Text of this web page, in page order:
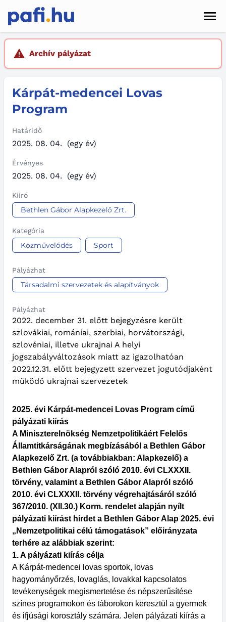
Hírek
Pályázatok
Szolgáltatások
Kapcsolat
Sötét mód
Archív pályázat
Kárpát-medencei Lovas
Program
Határidő
2025. 08. 04. (egy év)
Érvényes
2025. 08. 04. (egy év)
Kiíró
Bethlen Gábor Alapkezelő Zrt.
Kategória
Közművelődés Sport
Pályázhat
Társadalmi szervezetek és alapítványok
Pályázhat
2022. december 31. előtt bejegyzésre került
szlovákiai, romániai, szerbiai, horvátországi,
szlovéniai, illetve ukrajnai A helyi
jogszabályváltozások miatt az igazolhatóan
2022.12.31. előtt bejegyzett szervezet jogutódjaként
működő ukrajnai szervezetek
2025. évi Kárpát-medencei Lovas Program című
pályázati kiírás
A Miniszterelnökség Nemzetpolitikáért Felelős
Államtitkárságának megbízásából a Bethlen Gábor
Alapkezelő Zrt. (a továbbiakban: Alapkezelő) a
Bethlen Gábor Alapról szóló 2010. évi CLXXXII.
törvény, valamint a Bethlen Gábor Alapról szóló
2010. évi CLXXXII. törvény végrehajtásáról szóló
367/2010. (XII.30.) Korm. rendelet alapján nyílt
pályázati kiírást hirdet a Bethlen Gábor Alap 2025. évi
„Nemzetpolitikai célú támogatások” előirányzata
terhére az alábbiak szerint:
1. A pályázati kiírás célja
A Kárpát-medencei lovas sportok, lovas
hagyományőrzés, lovaglás, lovakkal kapcsolatos
tevékenységek megismertetése és népszerűsítése
színes programokon és táborokon keresztül a gyermek
és ifjúsági korosztály számára. Jelen pályázati kiírás a